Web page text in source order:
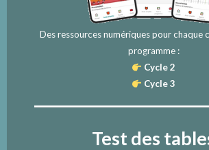
Des ressources numériques pour chaque
programme :
Cycle 2
Cycle 3
Test des